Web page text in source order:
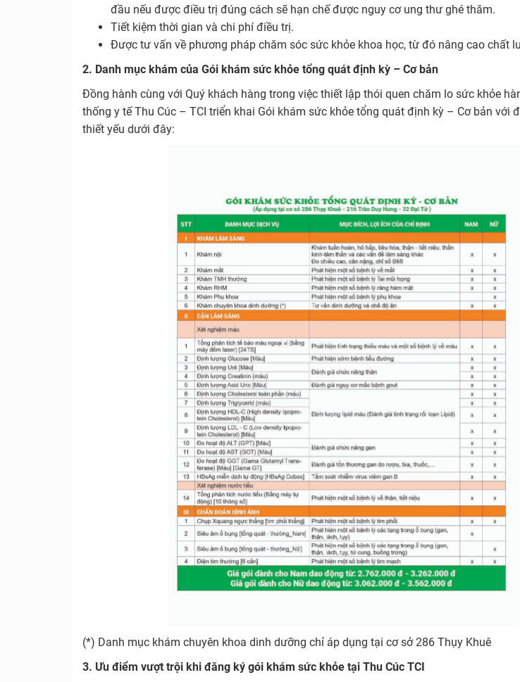
đầu nếu được điều trị đúng cách sẽ hạn chế được nguy cơ ung thư ghé thăm.
Tiết kiệm thời gian và chi phí điều trị.
Được tư vấn về phương pháp chăm sóc sức khỏe khoa học, từ đó nâng cao chất
2. Danh mục khám của Gói khám sức khỏe tổng quát định kỳ – Cơ bản
Đồng hành cùng với Quý khách hàng trong việc thiết lập thói quen chăm lo sức khỏe
thống y tế Thu Cúc – TCI triển khai Gói khám sức khỏe tổng quát định kỳ – Cơ bản với
thiết yếu dưới đây:
(*) Danh mục khám chuyên khoa dinh dưỡng chỉ áp dụng tại cơ sở 286 Thụy Khuê
3. Ưu điểm vượt trội khi đăng ký gói khám sức khỏe tại Thu Cúc TCI